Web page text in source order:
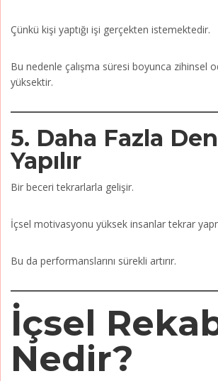
Çünkü kişi yaptığı işi gerçekten istemektedir.
Bu nedenle çalışma süresi boyunca zihinsel
yüksektir.
5. Daha Fazla
Yapılır
Bir beceri tekrarlarla gelişir.
İçsel motivasyonu yüksek insanlar tekrar
Bu da performanslarını sürekli artırır.
İçsel
Nedir?